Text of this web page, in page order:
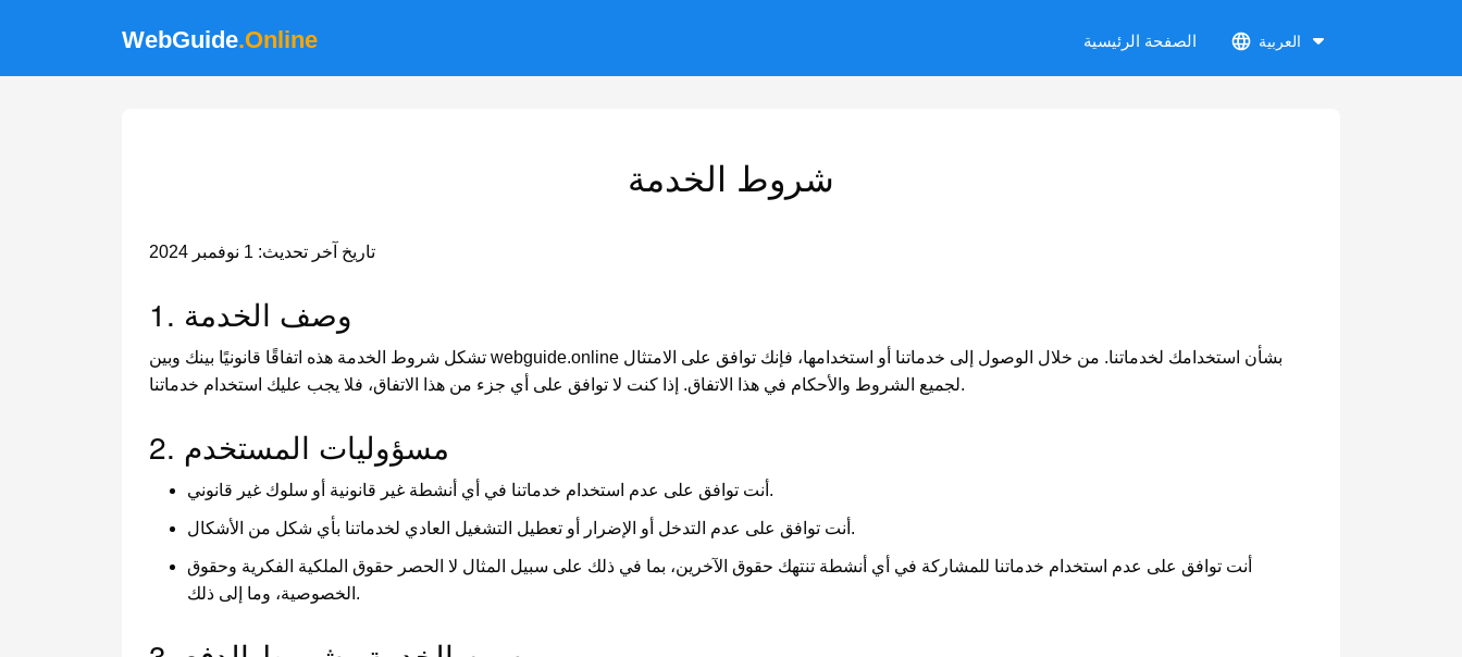
WebGuide.Online الصفحة الرئيسية العربية
شروط الخدمة
تاريخ آخر تحديث: 1 نوفمبر 2024
1. وصف الخدمة
تشكل شروط الخدمة هذه اتفاقًا قانونيًا بينك وبين webguide.online بشأن استخدامك لخدماتنا. من خلال الوصول إلى خدماتنا أو استخدامها، فإنك توافق على الامتثال
لجميع الشروط والأحكام في هذا الاتفاق. إذا كنت لا توافق على أي جزء من هذا الاتفاق، فلا يجب عليك استخدام خدماتنا.
2. مسؤوليات المستخدم
أنت توافق على عدم استخدام خدماتنا في أي أنشطة غير قانونية أو سلوك غير قانوني.
أنت توافق على عدم التدخل أو الإضرار أو تعطيل التشغيل العادي لخدماتنا بأي شكل من الأشكال.
أنت توافق على عدم استخدام خدماتنا للمشاركة في أي أنشطة تنتهك حقوق الآخرين، بما في ذلك على سبيل المثال لا الحصر حقوق الملكية الفكرية وحقوق
الخصوصية، وما إلى ذلك.